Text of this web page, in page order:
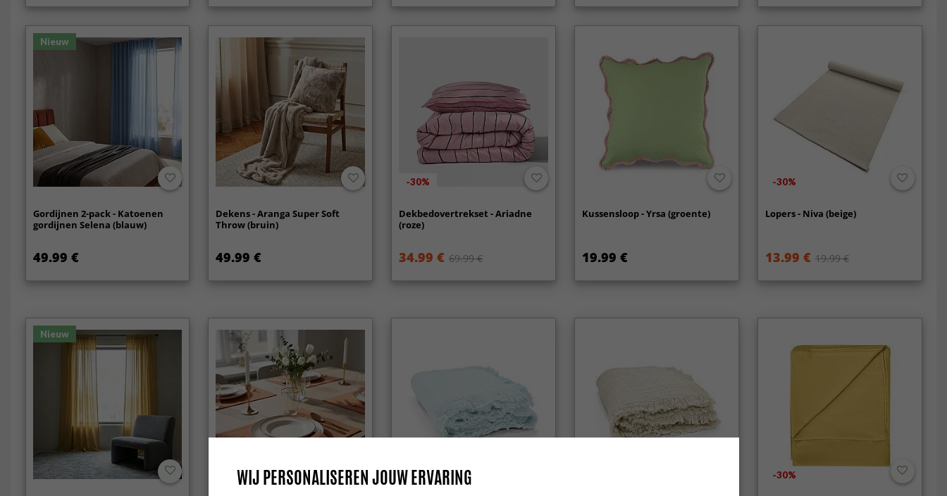
Nieuw
Gordijnen 2-pack - Katoenen
gordijnen Selena (blauw)
49.99 €
Dekens - Aranga Super Soft
Throw (bruin)
49.99 €
-30%
Dekbedovertrekset - Ariadne
(roze)
34.99 € 69.99 €
Kussensloop - Yrsa (groente)
19.99 €
-30%
Lopers - Niva (beige)
13.99 € 19.99 €
Nieuw
-30% -30%
WIJ PERSONALISEREN JOUW ERVARING